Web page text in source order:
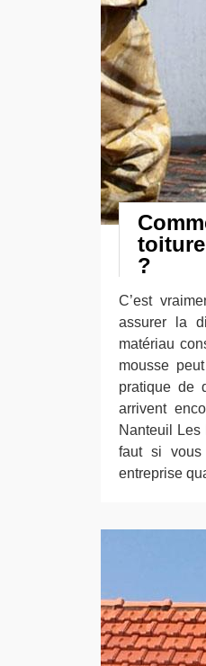
?
C’est
assurer la
matériau
mousse
pratique de
arrivent
Nanteuil Les
faut si vous
entreprise